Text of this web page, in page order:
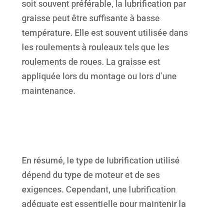
soit souvent préférable, la lubrification par
graisse peut être suffisante à basse
température. Elle est souvent utilisée dans
les roulements à rouleaux tels que les
roulements de roues. La graisse est
appliquée lors du montage ou lors d’une
maintenance.
En résumé, le type de lubrification utilisé
dépend du type de moteur et de ses
exigences. Cependant, une lubrification
adéquate est essentielle pour maintenir la